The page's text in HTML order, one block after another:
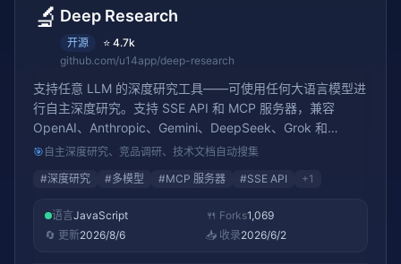
🔬 Deep Research
开源 ⭐ 4.7k
github.com/u14app/deep-research
支持任意 LLM 的深度研究工具——可使用任何大语言模型进
行自主深度研究。支持 SSE API 和 MCP 服务器，兼容
OpenAI、Anthropic、Gemini、DeepSeek、Grok 和
Ollama。4.6K+ stars
🎯 自主深度研究、竞品调研、技术文档自动搜集
#深度研究 #多模型 #MCP 服务器 #SSE API +1
语言JavaScript 🍴 Forks1,069
🔄 更新2026/8/6 📥 收录2026/6/2